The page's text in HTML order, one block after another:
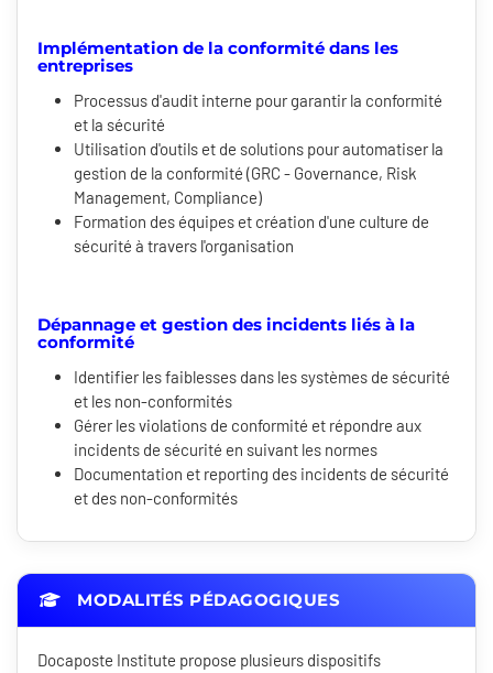
Implémentation de la conformité dans les
entreprises
Processus d'audit interne pour garantir la conformité
et la sécurité
Utilisation d'outils et de solutions pour automatiser la
gestion de la conformité (GRC - Governance, Risk
Management, Compliance)
Formation des équipes et création d'une culture de
sécurité à travers l'organisation
Dépannage et gestion des incidents liés à la
conformité
Identifier les faiblesses dans les systèmes de sécurité
et les non-conformités
Gérer les violations de conformité et répondre aux
incidents de sécurité en suivant les normes
Documentation et reporting des incidents de sécurité
et des non-conformités
MODALITÉS PÉDAGOGIQUES
Docaposte Institute propose plusieurs dispositifs